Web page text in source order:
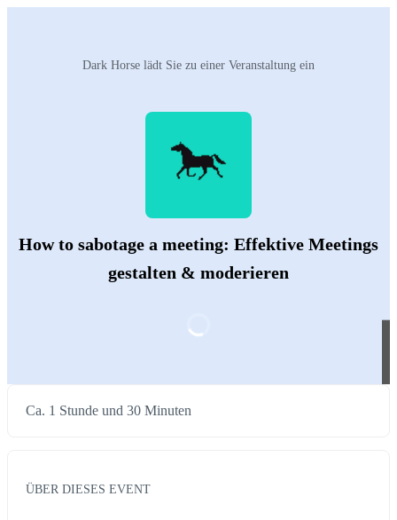
Dark Horse‬ lädt Sie zu einer Veranstaltung ein
How to sabotage a meeting: Effektive Meetings
gestalten & moderieren
Ca. 1 Stunde und 30 Minuten
ÜBER DIESES EVENT